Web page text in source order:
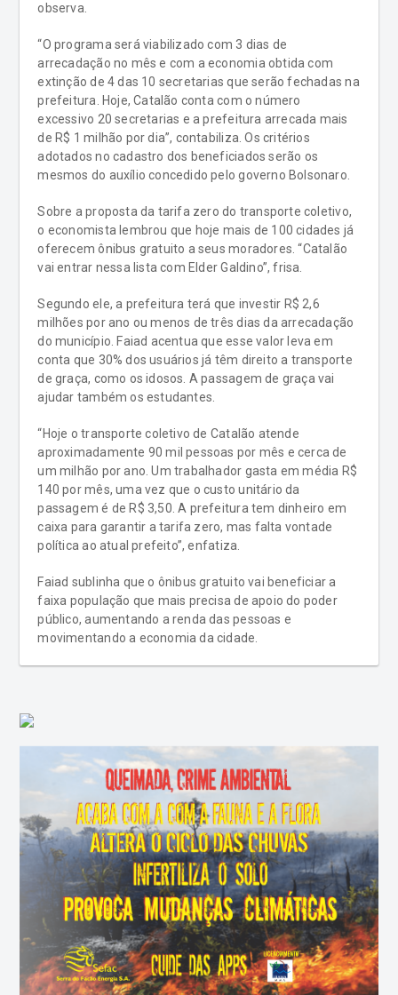
observa.
“O programa será viabilizado com 3 dias de
arrecadação no mês e com a economia obtida com
extinção de 4 das 10 secretarias que serão fechadas na
prefeitura. Hoje, Catalão conta com o número
excessivo 20 secretarias e a prefeitura arrecada mais
de R$ 1 milhão por dia”, contabiliza. Os critérios
adotados no cadastro dos beneficiados serão os
mesmos do auxílio concedido pelo governo Bolsonaro.
Sobre a proposta da tarifa zero do transporte coletivo,
o economista lembrou que hoje mais de 100 cidades já
oferecem ônibus gratuito a seus moradores. “Catalão
vai entrar nessa lista com Elder Galdino”, frisa.
Segundo ele, a prefeitura terá que investir R$ 2,6
milhões por ano ou menos de três dias da arrecadação
do município. Faiad acentua que esse valor leva em
conta que 30% dos usuários já têm direito a transporte
de graça, como os idosos. A passagem de graça vai
ajudar também os estudantes.
“Hoje o transporte coletivo de Catalão atende
aproximadamente 90 mil pessoas por mês e cerca de
um milhão por ano. Um trabalhador gasta em média R$
140 por mês, uma vez que o custo unitário da
passagem é de R$ 3,50. A prefeitura tem dinheiro em
caixa para garantir a tarifa zero, mas falta vontade
política ao atual prefeito”, enfatiza.
Faiad sublinha que o ônibus gratuito vai beneficiar a
faixa população que mais precisa de apoio do poder
público, aumentando a renda das pessoas e
movimentando a economia da cidade.